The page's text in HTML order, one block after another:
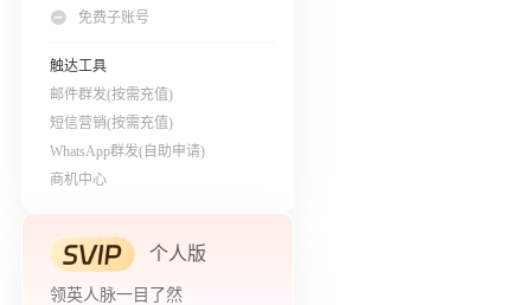
免费子账号
触达工具
邮件群发(按需充值)
短信营销(按需充值)
WhatsApp群发(自助申请)
商机中心
个人版
领英人脉一目了然